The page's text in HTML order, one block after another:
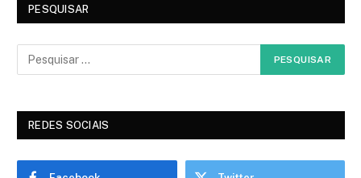
PESQUISAR
REDES SOCIAIS